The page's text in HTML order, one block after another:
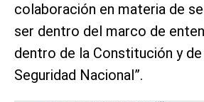
colaboración en materia de
ser dentro del marco de
dentro de la Constitución y de
Seguridad Nacional”.